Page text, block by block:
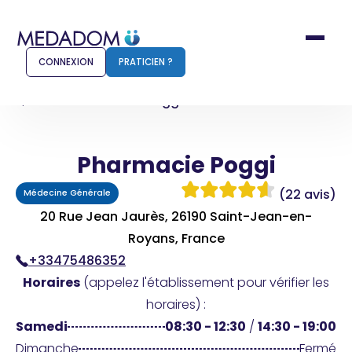
Comment ça marche ?
Pour les patients
Connexion
CONNEXION PRATICIEN ?
Pharmacie Poggi
Pharmacie Poggi
Médecine Générale
(22 avis)
20 Rue Jean Jaurès, 26190 Saint-Jean-en-
Royans, France
+33475486352
Horaires (appelez l'établissement pour vérifier les
horaires) :
Samedi
08:30 - 12:30 / 14:30 - 19:00